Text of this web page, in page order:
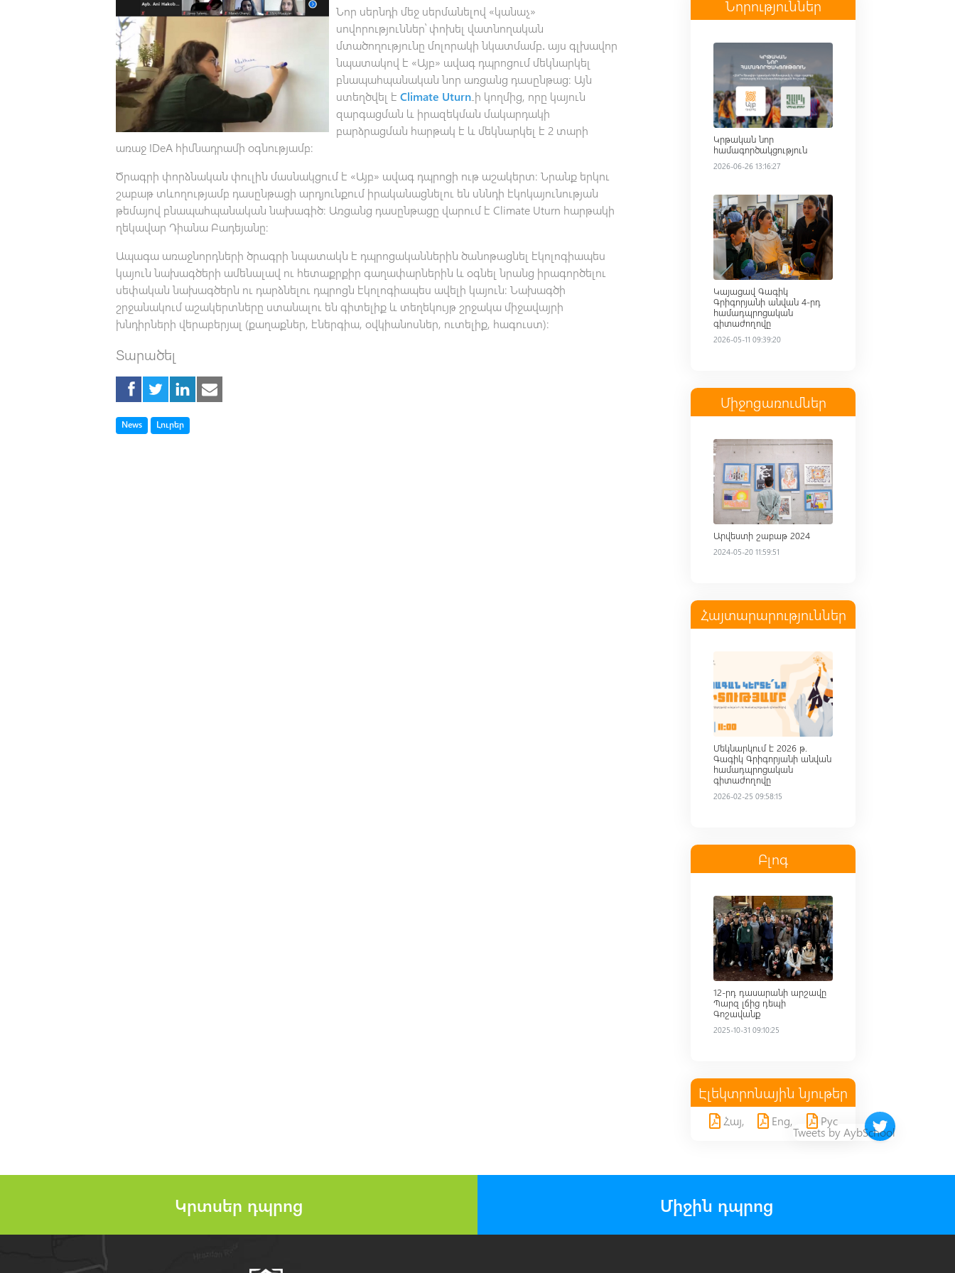
Նոր սերնդի մեջ սերմանելով «կանաչ»
սովորություններ՝ փոխել վատնողական
մտածողությունը մոլորակի նկատմամբ․ այս գլխավոր
նպատակով է «Այբ» ավագ դպրոցում մեկնարկել
բնապահպանական նոր առցանց դասընթաց։ Այն
ստեղծվել է Climate Uturn֊ի կողմից, որը կայուն
զարգացման և իրազեկման մակարդակի
բարձրացման հարթակ է և մեկնարկել է 2 տարի
առաջ IDeA հիմնադրամի օգնությամբ։
Ծրագրի փորձնական փուլին մասնակցում է «Այբ» ավագ դպրոցի ութ աշակերտ։ Նրանք երկու
շաբաթ տևողությամբ դասընթացի արդյունքում իրականացնելու են սննդի էկոկայունության
թեմայով բնապահպանական նախագիծ։ Առցանց դասընթացը վարում է Climate Uturn հարթակի
ղեկավար Դիանա Բադեյանը։
Ապագա առաջնորդների ծրագրի նպատակն է դպրոցականներին ծանոթացնել էկոլոգիապես
կայուն նախագծերի ամենալավ ու հետաքրքիր գաղափարներին և օգնել նրանց իրագործելու
սեփական նախագծերն ու դարձնելու դպրոցն էկոլոգիապես ավելի կայուն։ Նախագծի
շրջանակում աշակերտները ստանալու են գիտելիք և տեղեկույթ շրջակա միջավայրի
խնդիրների վերաբերյալ (քաղաքներ, էներգիա, օվկիանոսներ, ուտելիք, հագուստ)։
Տարածել
TagNews TagԼուրեր
Նորություններ
Կրթական նոր
համագործակցություն
2026-06-26 13:16:27
Read more
Կայացավ Գագիկ
Գրիգորյանի անվան 4-րդ
համադպրոցական
գիտաժողովը
2026-05-11 09:39:20
Միջոցառումներ
Read more
Արվեստի շաբաթ 2024
2024-05-20 11:59:51
Հայտարարություններ
Read more
Մեկնարկում է 2026 թ.
Գագիկ Գրիգորյանի անվան
համադպրոցական
գիտաժողովը
2026-02-25 09:58:15
Բլոգ
Read more
12-րդ դասարանի արշավը
Պարզ լճից դեպի
Գոշավանք
2025-10-31 09:10:25
Էլեկտրոնային նյութեր
Հայ, Eng, Рус Twitter timeline
Tweets by AybSchool
Կրտսեր դպրոց Միջին դպրոց